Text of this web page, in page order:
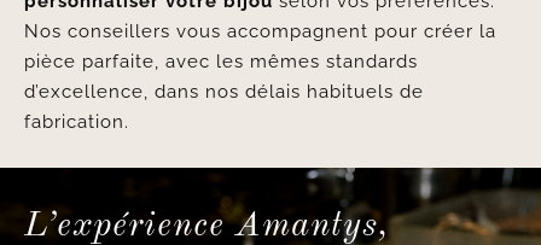
Nos conseillers vous accompagnent pour créer la
pièce parfaite, avec les mêmes standards
d’excellence, dans nos délais habituels de
fabrication.
L’expérience Amantys,